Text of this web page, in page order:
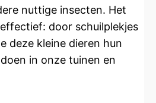
nuttige insecten. Het
door schuilplekjes
deze kleine dieren hun
in onze tuinen en